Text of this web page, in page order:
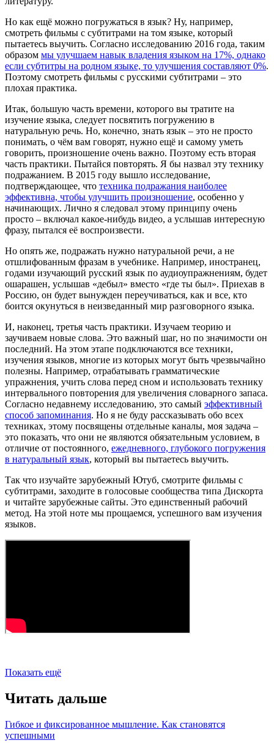
Но как ещё можно погружаться в язык? Ну, например,
смотреть фильмы с субтитрами на том языке, который
пытаетесь выучить. Согласно исследованию 2016 года, таким
образом мы улучшаем навык владения языком на 17%, однако
если субтитры на родном языке, то улучшения составляют 0%.
Поэтому смотреть фильмы с русскими субтитрами – это
плохая практика.
Итак, большую часть времени, которого вы тратите на
изучение языка, следует посвятить погружению в
натуральную речь. Но, конечно, знать язык – это не просто
понимать, о чём вам говорят, нужно ещё и самому уметь
говорить, произношение очень важно. Поэтому есть вторая
часть практики. Пытайся повторять. Я бы назвал эту технику
подражанием. В 2015 году вышло исследование,
подтверждающее, что техника подражания наиболее
эффективна, чтобы улучшить произношение, особенно у
начинающих. Лично я следовал этому принципу очень
просто – включал какое-нибудь видео, а услышав интересную
фразу, пытался её воспроизвести.
Но опять же, подражать нужно натуральной речи, а не
отшлифованным фразам в учебнике. Например, иностранец,
годами изучающий русский язык по аудиоупражнениям, будет
ошарашен, услышав «дебыл» вместо «где ты был». Приехав в
Россию, он будет вынужден переучиваться, как и все, кто
боится окунуться в неизведанный мир разговорного языка.
И, наконец, третья часть практики. Изучаем теорию и
заучиваем новые слова. Это важный шаг, но по значимости он
последний. На этом этапе подключаются все техники,
изучения языков, многие из которых могут быть чрезвычайно
полезны. Например, отрабатывать грамматические
упражнения, учить слова перед сном и использовать технику
интервального повторения для увеличения словарного запаса.
Согласно недавнему исследованию, это самый эффективный
способ запоминания. Но я не буду рассказывать обо всех
техниках, этому посвящены отдельные каналы, моя задача –
это показать, что они не являются обязательным условием, в
отличие от постоянного, ежедневного, глубокого погружения
в натуральный язык, который вы пытаетесь выучить.
Так что изучайте зарубежный Ютуб, смотрите фильмы с
субтитрами, заходите в голосовые сообщества типа Дискорта
и читайте зарубежные сайты. Это единственный рабочий
метод. На этой ноте мы прощаемся, успешного вам изучения
языков.
Показать ещё
Читать дальше
Гибкое и фиксированное мышление. Как становятся
успешными